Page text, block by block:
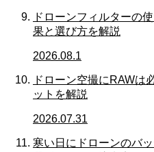
ドローンフィルターの
果と選び方を解説
2026.08.1
ドローン空撮にRAWは
ットを解説
2026.07.31
寒い日にドローンのバ